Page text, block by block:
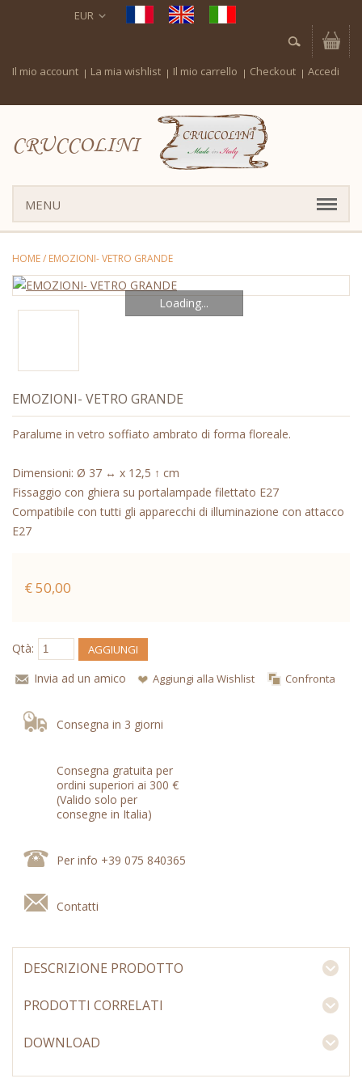
EUR
Il mio account La mia wishlist Il mio carrello Checkout Accedi
CRUCCOLINI
MENU
HOME/ EMOZIONI- VETRO GRANDE
Loading...
EMOZIONI- VETRO GRANDE
Paralume in vetro soffiato ambrato di forma floreale.
Dimensioni: Ø 37 ↔ x 12,5 ↑ cm
Fissaggio con ghiera su portalampade filettato E27
Compatibile con tutti gli apparecchi di illuminazione con attacco
E27
€ 50,00
Qtà: AGGIUNGI
Invia ad un amico Aggiungi alla Wishlist Confronta
Consegna in 3 giorni
Consegna gratuita per
ordini superiori ai 300 €
(Valido solo per
consegne in Italia)
Per info +39 075 840365
Contatti
DESCRIZIONE PRODOTTO
PRODOTTI CORRELATI
DOWNLOAD